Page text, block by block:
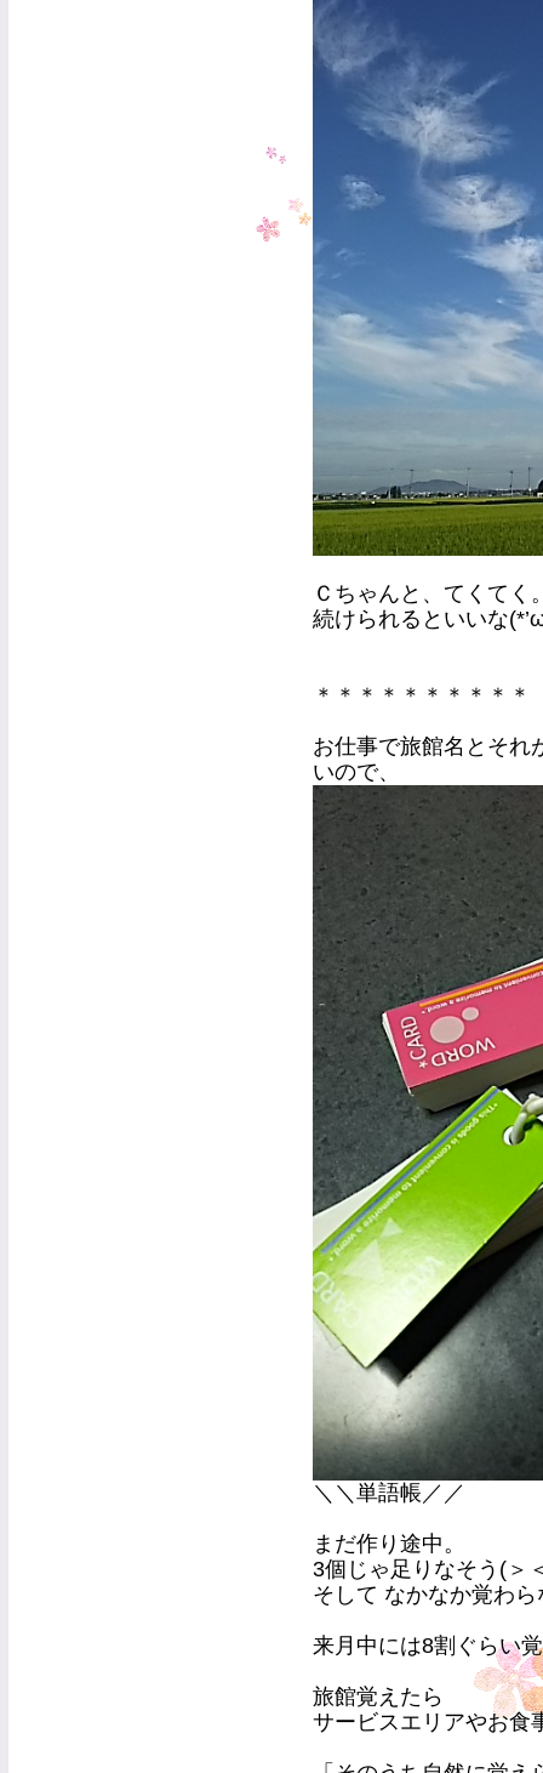
Ｃちゃんと、てくてく
続けられるといいな
＊＊＊＊＊＊＊＊＊＊
お仕事で旅館名とそれ
いので、
＼＼単語帳／／
まだ作り途中。
3個じゃ足りなそう(＞
そして なかなか覚わ
来月中には8割ぐらい
旅館覚えたら
サービスエリアやお食